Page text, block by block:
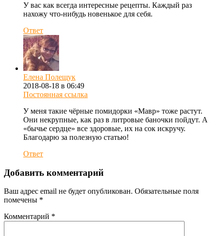
У вас как всегда интересные рецепты. Каждый раз
нахожу что-нибудь новенькое для себя.
Ответ
Елена Полещук
2018-08-18 в 06:49
Постоянная ссылка
У меня такие чёрные помидорки «Мавр» тоже растут.
Они некрупные, как раз в литровые баночки пойдут. А
«бычье сердце» все здоровые, их на сок искручу.
Благодарю за полезную статью!
Ответ
Добавить комментарий
Ваш адрес email не будет опубликован. Обязательные поля
помечены *
Комментарий *